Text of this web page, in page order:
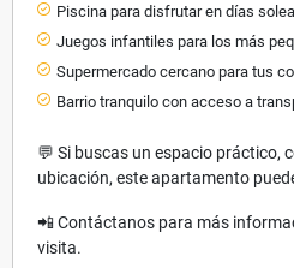
Piscina para disfrutar en días
Juegos infantiles para los más
Supermercado cercano para tus
Barrio tranquilo con acceso a
💬 Si buscas un espacio práctico,
ubicación, este apartamento
📲 Contáctanos para más
visita.